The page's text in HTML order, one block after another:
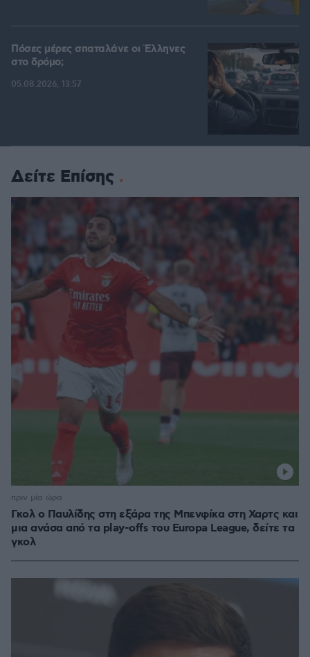
Πόσες μέρες σπαταλάνε οι Έλληνες
στο δρόμο;
05.08.2026, 13:57
Δείτε Επίσης
Γκολ ο Παυλίδης στη εξάρα της Μπενφίκα στη Χαρτς και
μια ανάσα από τα play-offs του Europa League, δείτε τα
γκολ
πριν μία ώρα